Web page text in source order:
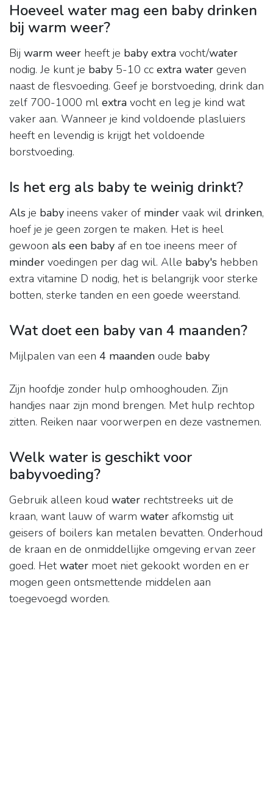
Hoeveel water mag een baby drinken
bij warm weer?
Bij warm weer heeft je baby extra vocht/water
nodig. Je kunt je baby 5-10 cc extra water geven
naast de flesvoeding. Geef je borstvoeding, drink dan
zelf 700-1000 ml extra vocht en leg je kind wat
vaker aan. Wanneer je kind voldoende plasluiers
heeft en levendig is krijgt het voldoende
borstvoeding.
Is het erg als baby te weinig drinkt?
Als je baby ineens vaker of minder vaak wil drinken,
hoef je je geen zorgen te maken. Het is heel
gewoon als een baby af en toe ineens meer of
minder voedingen per dag wil. Alle baby's hebben
extra vitamine D nodig, het is belangrijk voor sterke
botten, sterke tanden en een goede weerstand.
Wat doet een baby van 4 maanden?
Mijlpalen van een 4 maanden oude baby
Zijn hoofdje zonder hulp omhooghouden. Zijn
handjes naar zijn mond brengen. Met hulp rechtop
zitten. Reiken naar voorwerpen en deze vastnemen.
Welk water is geschikt voor
babyvoeding?
Gebruik alleen koud water rechtstreeks uit de
kraan, want lauw of warm water afkomstig uit
geisers of boilers kan metalen bevatten. Onderhoud
de kraan en de onmiddellijke omgeving ervan zeer
goed. Hetwater moet niet gekookt worden en er
mogen geen ontsmettende middelen aan
toegevoegd worden.